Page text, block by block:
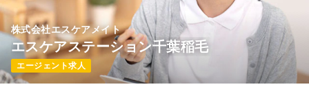
株式会社エスケアメイト
エスケアステーション千葉稲毛
エージェント求人